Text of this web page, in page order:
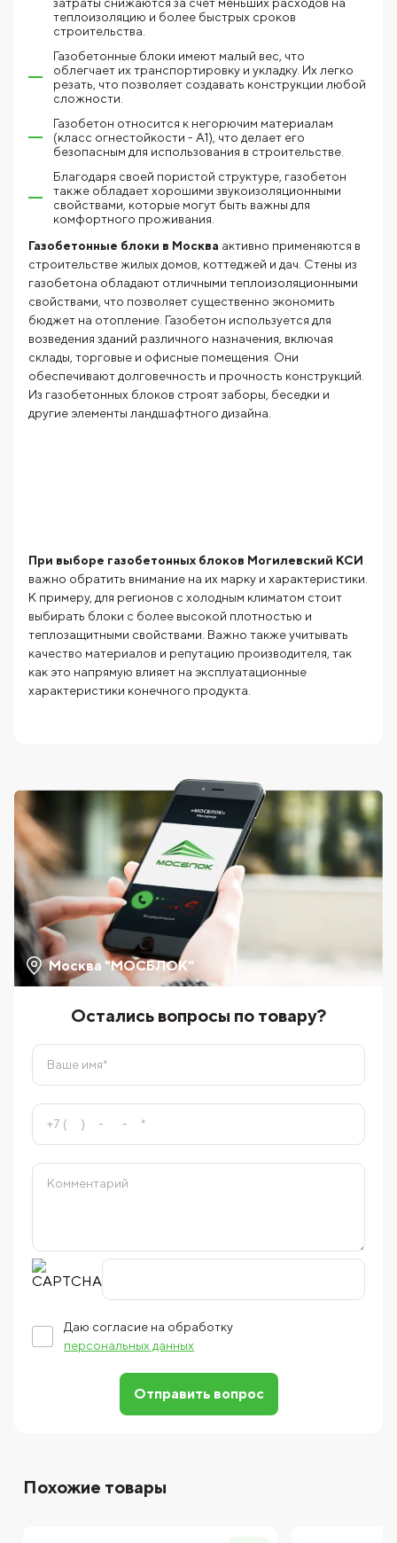
теплоизоляцию и более быстрых сроков
строительства.
Газобетонные блоки имеют малый вес, что
облегчает их транспортировку и укладку. Их легко
резать, что позволяет создавать конструкции любой
сложности.
Газобетон относится к негорючим материалам
(класс огнестойкости - А1), что делает его
безопасным для использования в строительстве.
Благодаря своей пористой структуре, газобетон
также обладает хорошими звукоизоляционными
свойствами, которые могут быть важны для
комфортного проживания.
Газобетонные блоки в Москва активно применяются в
строительстве жилых домов, коттеджей и дач. Стены из
газобетона обладают отличными теплоизоляционными
свойствами, что позволяет существенно экономить
бюджет на отопление. Газобетон используется для
возведения зданий различного назначения, включая
склады, торговые и офисные помещения. Они
обеспечивают долговечность и прочность конструкций.
Из газобетонных блоков строят заборы, беседки и
другие элементы ландшафтного дизайна.
При выборе газобетонных блоков Могилевский КСИ
важно обратить внимание на их марку и характеристики.
К примеру, для регионов с холодным климатом стоит
выбирать блоки с более высокой плотностью и
теплозащитными свойствами. Важно также учитывать
качество материалов и репутацию производителя, так
как это напрямую влияет на эксплуатационные
характеристики конечного продукта.
Москва "МОСБЛОК"
Остались вопросы по товару?
Даю согласие на обработку
персональных данных
Отправить вопрос
Похожие товары